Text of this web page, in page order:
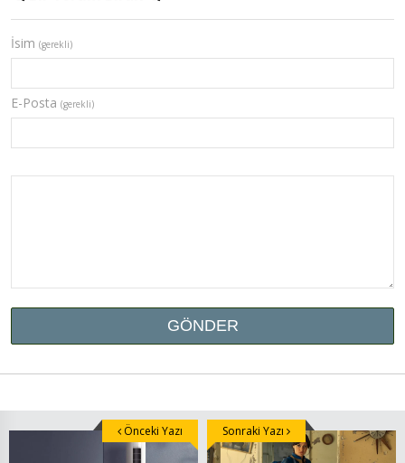
İsim (gerekli)
E-Posta (gerekli)
Önceki Yazı Sonraki Yazı